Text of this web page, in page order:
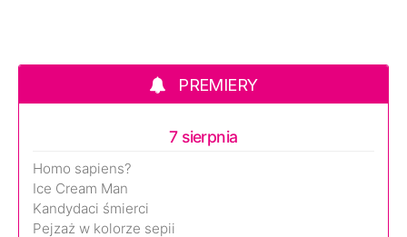
PREMIERY
7 sierpnia
Homo sapiens?
Ice Cream Man
Kandydaci śmierci
Pejzaż w kolorze sepii